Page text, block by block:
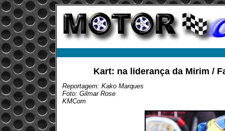
Kart: na liderança da Mirim /
Reportagem: Kako Marques
Foto: Gilmar Rose
KMCom